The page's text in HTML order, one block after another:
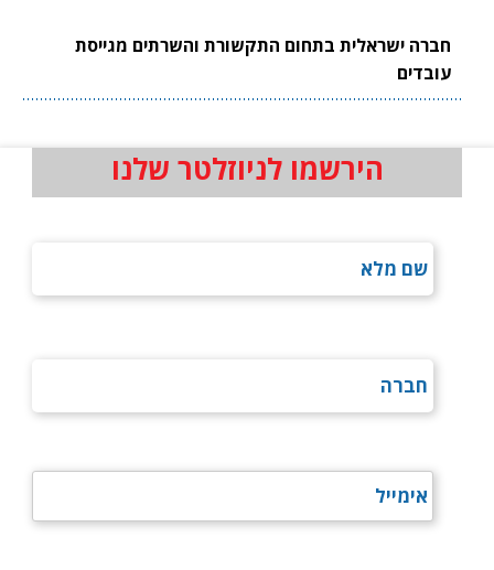
חברה ישראלית בתחום התקשורת והשרתים מגייסת
עובדים
הירשמו לניוזלטר שלנו